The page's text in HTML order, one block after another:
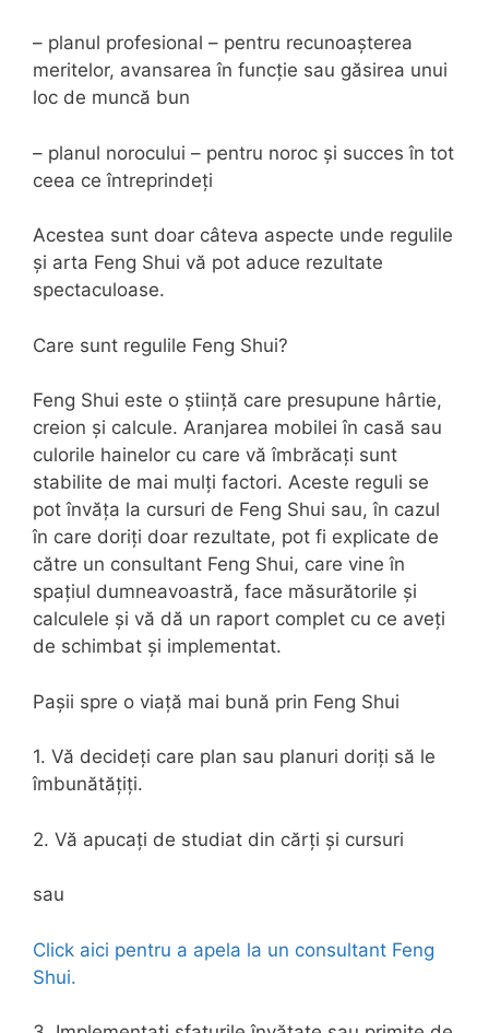
– planul profesional – pentru recunoașterea
meritelor, avansarea în funcție sau găsirea unui
loc de muncă bun
– planul norocului – pentru noroc și succes în tot
ceea ce întreprindeți
Acestea sunt doar câteva aspecte unde regulile
și arta Feng Shui vă pot aduce rezultate
spectaculoase.
Care sunt regulile Feng Shui?
Feng Shui este o știință care presupune hârtie,
creion și calcule. Aranjarea mobilei în casă sau
culorile hainelor cu care vă îmbrăcați sunt
stabilite de mai mulți factori. Aceste reguli se
pot învăța la cursuri de Feng Shui sau, în cazul
în care doriți doar rezultate, pot fi explicate de
către un consultant Feng Shui, care vine în
spațiul dumneavoastră, face măsurătorile și
calculele și vă dă un raport complet cu ce aveți
de schimbat și implementat.
Pașii spre o viață mai bună prin Feng Shui
1. Vă decideți care plan sau planuri doriți să le
îmbunătățiți.
2. Vă apucați de studiat din cărți și cursuri
sau
Click aici pentru a apela la un consultant Feng
Shui.